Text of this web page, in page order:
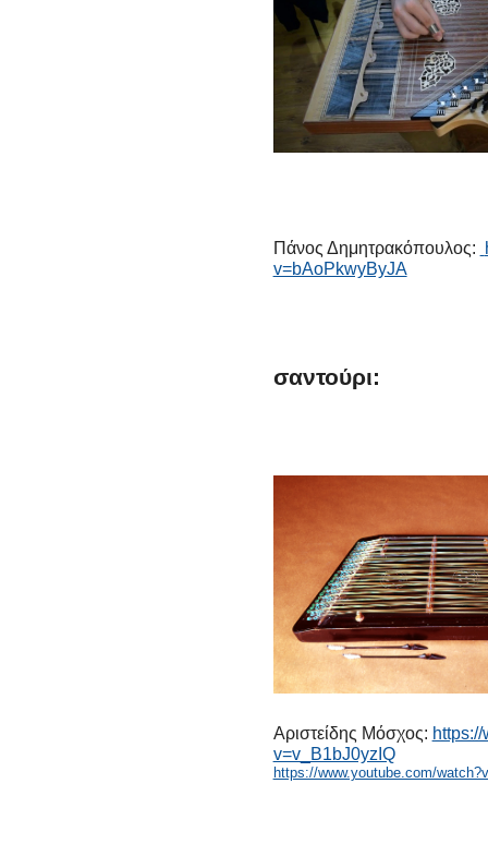
Πάνος Δημητρακόπουλος:
v=bAoPkwyByJA
σαντούρι:
Αριστείδης Μόσχος:
v=v_B1bJ0yzIQ
https://www.youtube.com/